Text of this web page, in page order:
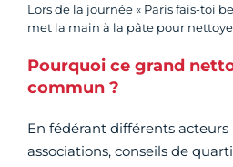
Lors de la journée « Paris fais-toi
met la main à la pâte pour
Pourquoi ce grand
commun ?
En fédérant différents acteurs
associations, conseils de